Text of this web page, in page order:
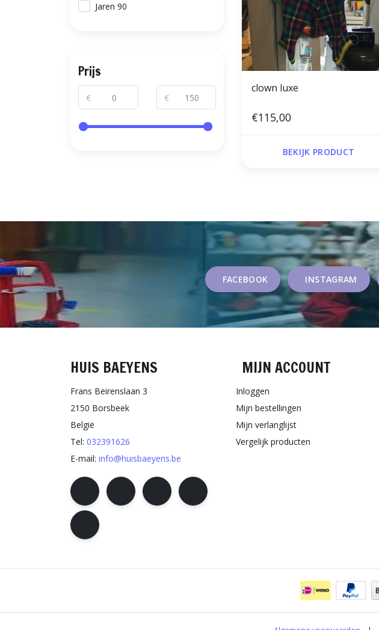
clown luxe
€115,00
BEKIJK PRODUCT
Jaren 90
Prijs
€ €
FACEBOOK INSTAGRAM
HUIS BAEYENS
Frans Beirenslaan 3
2150 Borsbeek
België
Tel: 032391626
E-mail: info@huisbaeyens.be
MIJN ACCOUNT
Inloggen
Mijn bestellingen
Mijn verlanglijst
Vergelijk producten